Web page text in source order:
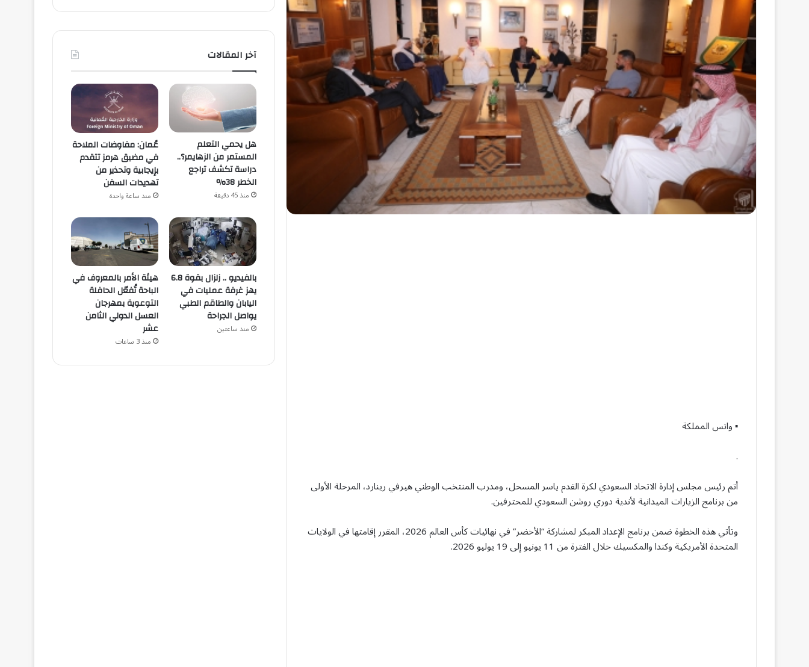
▪︎ واتس المملكة
.
أتم رئيس مجلس إدارة الاتحاد السعودي لكرة القدم ياسر المسحل، ومدرب المنتخب الوطني هيرفي رينارد، المرحلة الأولى
من برنامج الزيارات الميدانية لأندية دوري روشن السعودي للمحترفين.
وتأتي هذه الخطوة ضمن برنامج الإعداد المبكر لمشاركة “الأخضر” في نهائيات كأس العالم 2026، المقرر إقامتها في الولايات
المتحدة الأمريكية وكندا والمكسيك خلال الفترة من 11 يونيو إلى 19 يوليو 2026.
آخر المقالات
هل يحمي التعلم
المستمر من الزهايمر؟..
دراسة تكشف تراجع
الخطر 38%
منذ 45 دقيقة
عُمان: مفاوضات الملاحة
في مضيق هرمز تتقدم
بإيجابية وتحذير من
تهديدات السفن
منذ ساعة واحدة
بالفيديو .. زلزال بقوة 6.8
يهز غرفة عمليات في
اليابان والطاقم الطبي
يواصل الجراحة
منذ ساعتين
هيئة الأمر بالمعروف في
الباحة تُفعّل الحافلة
التوعوية بمهرجان
العسل الدولي الثامن
عشر
منذ 3 ساعات